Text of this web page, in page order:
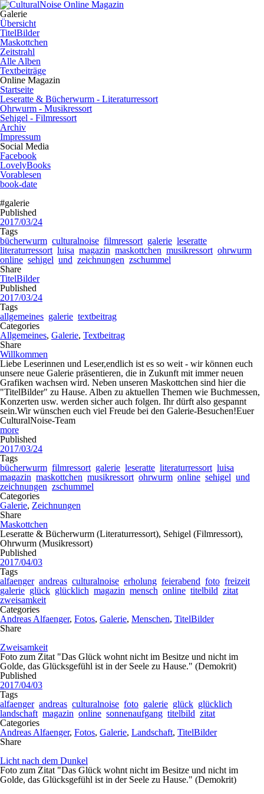
Galerie
Übersicht
TitelBilder
Maskottchen
Zeitstrahl
Alle Alben
Textbeiträge
Online Magazin
Startseite
Leseratte & Bücherwurm - Literaturressort
Ohrwurm - Musikressort
Sehigel - Filmressort
Archiv
Impressum
Social Media
Facebook
LovelyBooks
Vorablesen
book-date
#galerie
Published
2017/03/24
Tags
bücherwurm culturalnoise filmressort galerie leseratte
literaturressort luisa magazin maskottchen musikressort ohrwurm
online sehigel und zeichnungen zschummel
Share
TitelBilder
Published
2017/03/24
Tags
allgemeines galerie textbeitrag
Categories
Allgemeines, Galerie, Textbeitrag
Share
Willkommen
Liebe Leserinnen und Leser,endlich ist es so weit - wir können euch
unsere neue Galerie präsentieren, die in Zukunft mit immer neuen
Grafiken wachsen wird. Neben unseren Maskottchen sind hier die
"TitelBilder" zu Hause. Alben zu aktuellen Themen wie Buchmessen,
Konzerten usw. werden sicher auch folgen. Ihr dürft also gespannt
sein.Wir wünschen euch viel Freude bei den Galerie-Besuchen!Euer
CulturalNoise-Team
more
Published
2017/03/24
Tags
bücherwurm filmressort galerie leseratte literaturressort luisa
magazin maskottchen musikressort ohrwurm online sehigel und
zeichnungen zschummel
Categories
Galerie, Zeichnungen
Share
Maskottchen
Leseratte & Bücherwurm (Literaturressort), Sehigel (Filmressort),
Ohrwurm (Musikressort)
Published
2017/04/03
Tags
alfaenger andreas culturalnoise erholung feierabend foto freizeit
galerie glück glücklich magazin mensch online titelbild zitat
zweisamkeit
Categories
Andreas Alfaenger, Fotos, Galerie, Menschen, TitelBilder
Share
Zweisamkeit
Foto zum Zitat "Das Glück wohnt nicht im Besitze und nicht im
Golde, das Glücksgefühl ist in der Seele zu Hause." (Demokrit)
Published
2017/04/03
Tags
alfaenger andreas culturalnoise foto galerie glück glücklich
landschaft magazin online sonnenaufgang titelbild zitat
Categories
Andreas Alfaenger, Fotos, Galerie, Landschaft, TitelBilder
Share
Licht nach dem Dunkel
Foto zum Zitat "Das Glück wohnt nicht im Besitze und nicht im
Golde, das Glücksgefühl ist in der Seele zu Hause." (Demokrit)